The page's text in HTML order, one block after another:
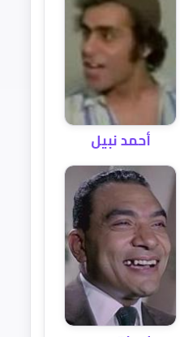
أحمد نبيل